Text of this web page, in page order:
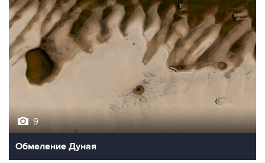
9
Обмеление Дуная